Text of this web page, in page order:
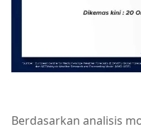
Berdasarkan analisis